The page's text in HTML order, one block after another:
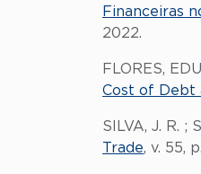
Financeiras
2022.
FLORES,
Cost of Debt
SILVA, J. R. ;
Trade, v. 55,